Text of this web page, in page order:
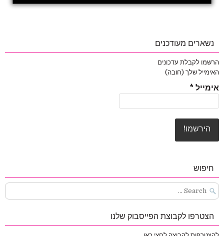
נשארים מעודכנים
הרשמו לקבלת עדכונים
האימייל שלך (חובה)
אימייל *
חיפוש
Search
for:
הצטרפו לקבוצת הפייסבוק שלנו